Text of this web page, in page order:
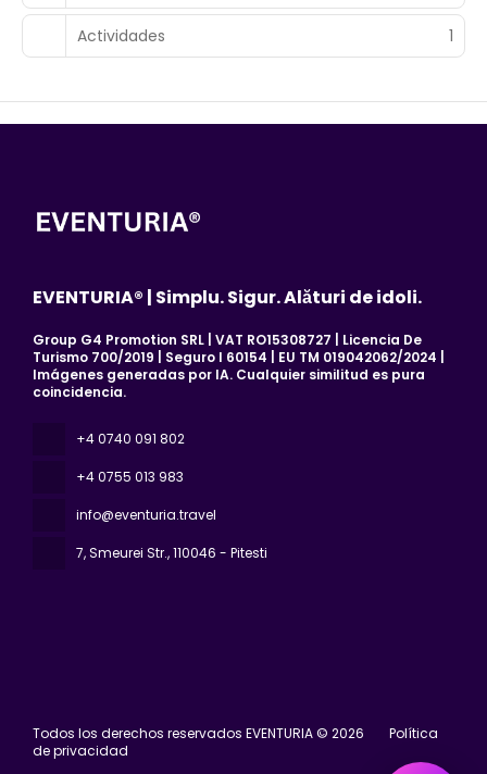
Actividades 1
EVENTURIA® | Simplu. Sigur. Alături de idoli.
Group G4 Promotion SRL | VAT RO15308727 | Licencia De
Turismo 700/2019 | Seguro I 60154 | EU TM 019042062/2024 |
Imágenes generadas por IA. Cualquier similitud es pura
coincidencia.
+4 0740 091 802
+4 0755 013 983
info@eventuria.travel
7, Smeurei Str., 110046 - Pitesti
Todos los derechos reservados EVENTURIA © 2026
Política
de privacidad